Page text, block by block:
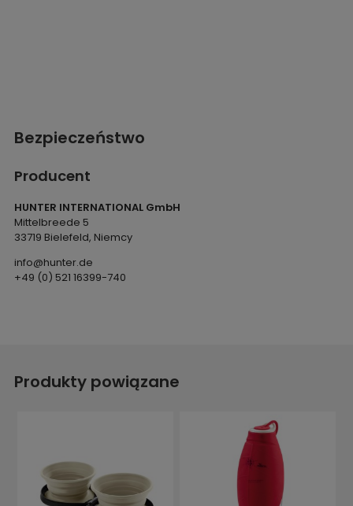
Bezpieczeństwo
Producent
HUNTER INTERNATIONAL GmbH
Mittelbreede 5
33719 Bielefeld, Niemcy
info@hunter.de
+49 (0) 521 16399-740
Produkty powiązane